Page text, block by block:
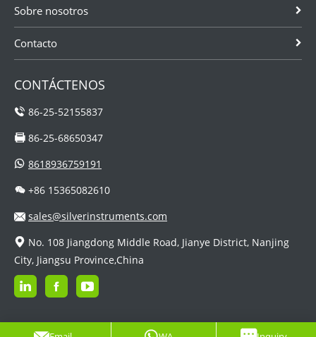
Sobre nosotros
Contacto
CONTÁCTENOS
86-25-52155837
86-25-68650347
8618936759191
+86 15365082610
sales@silverinstruments.com
No. 108 Jiangdong Middle Road, Jianye District, Nanjing
City, Jiangsu Province,China